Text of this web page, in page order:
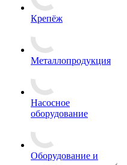
Крепёж
Металлопродукция
Насосное
оборудование
Оборудование и